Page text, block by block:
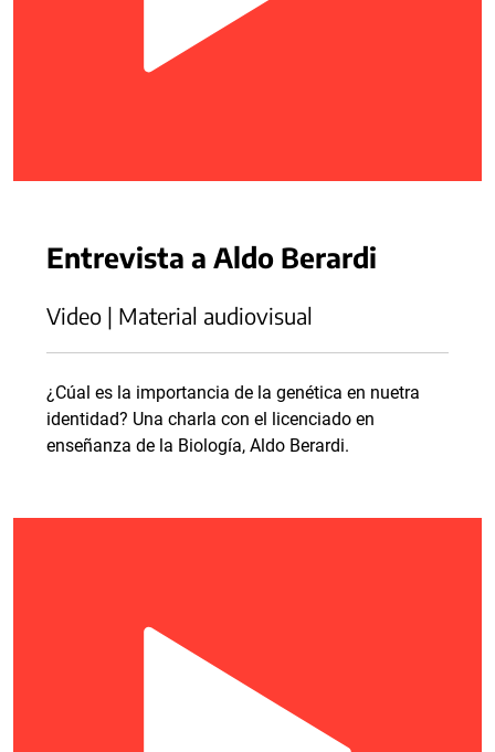
Entrevista a Aldo Berardi
Video | Material audiovisual
¿Cúal es la importancia de la genética en nuetra
identidad? Una charla con el licenciado en
enseñanza de la Biología, Aldo Berardi.